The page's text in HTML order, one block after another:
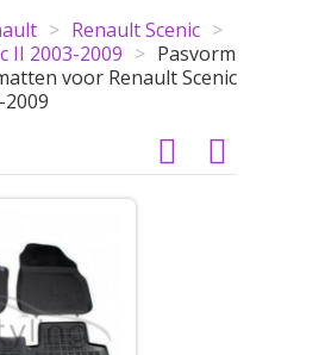
> Renault Scenic >
II 2003-2009 > Pasvorm
voor Renault Scenic